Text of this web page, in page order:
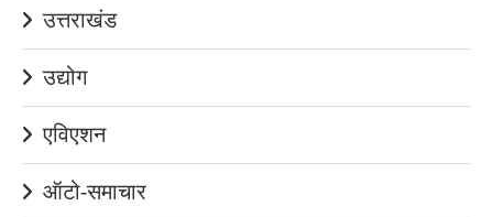
उत्तराखंड
उद्योग
एविएशन
ऑटो-समाचार